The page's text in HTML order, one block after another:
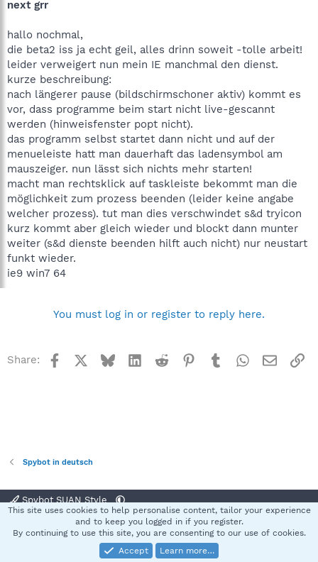
next grr
hallo nochmal,
die beta2 iss ja echt geil, alles drinn soweit -tolle arbeit!
leider verweigert nun mein IE manchmal den dienst.
kurze beschreibung:
nach längerer pause (bildschirmschoner aktiv) kommt es
vor, dass programme beim start nicht live-gescannt
werden (hinweisfenster popt nicht).
das programm selbst startet dann nicht und auf der
menueleiste hatt man dauerhaft das ladensymbol am
mauszeiger. nun lässt sich nichts mehr starten!
macht man rechtsklick auf taskleiste bekommt man die
möglichkeit zum prozess beenden (leider keine angabe
welcher prozess). tut man dies verschwindet s&d tryicon
kurz kommt aber gleich wieder und blockt dann munter
weiter (s&d dienste beenden hilft auch nicht) nur neustart
funkt wieder.
ie9 win7 64
You must log in or register to reply here.
Share: Facebook BlueskyLinkedInReddit Pinterest
TumblrWhatsApp
Email
Spybot in deutsch
Spybot SUAN Style
Terms and rules Privacy policy Help
S
Community platform by XenForo® © 2010-2025 XenForo Ltd.
This site uses cookies to help personalise content, tailor your experience
and to keep you logged in if you register.
By continuing to use this site, you are consenting to our use of cookies.
Accept
Learn more…